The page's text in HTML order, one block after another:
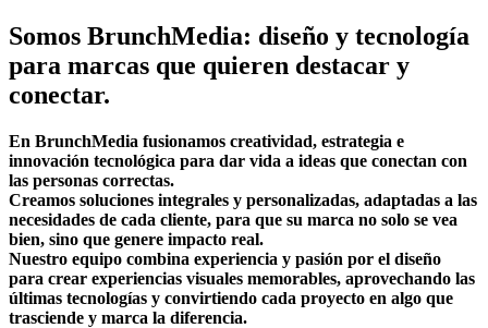
Somos BrunchMedia: diseño y tecnología
para marcas que quieren destacar y
conectar.
En BrunchMedia fusionamos creatividad, estrategia e
innovación tecnológica para dar vida a ideas que conectan con
las personas correctas.
Creamos soluciones integrales y personalizadas, adaptadas a las
necesidades de cada cliente, para que su marca no solo se vea
bien, sino que genere impacto real.
Nuestro equipo combina experiencia y pasión por el diseño
para crear experiencias visuales memorables, aprovechando las
últimas tecnologías y convirtiendo cada proyecto en algo que
trasciende y marca la diferencia.